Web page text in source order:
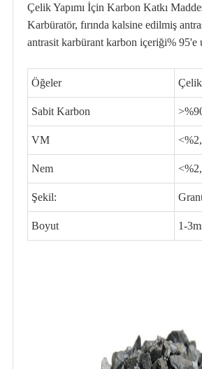
Çelik Yapımı İçin Karbon Katkı
Karbüratör, fırında kalsine edilmiş
antrasit karbürant karbon içeriği% 95'e
Öğeler
Sabit Karbon
VM
Nem
Şekil:
Boyut 1-